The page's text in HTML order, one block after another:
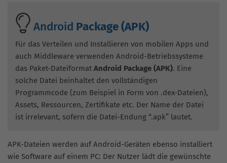
Android Package (APK)
Für das Verteilen und Installieren von mobilen Apps und
auch Middleware verwenden Android-Betriebssysteme
das Paket-Dateiformat Android Package (APK). Eine
solche Datei beinhaltet den vollständigen
Programmcode (zum Beispiel in Form von .dex-Dateien),
Assets, Ressourcen, Zertifikate etc. Der Name der Datei
ist irrelevant, sofern die Datei-Endung “.apk” lautet.
APK-Dateien werden auf Android-Geräten ebenso installiert
wie Software auf einem PC: Der Nutzer lädt die gewünschte